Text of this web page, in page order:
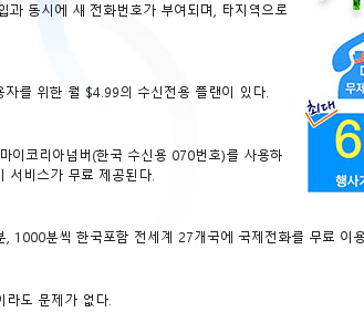
동시에 새 전화번호가 부여되며, 타지역으로
를 위한 월 $4.99의 수신전용 플랜이 있다.
이코리아넘버(한국 수신용 070번호)를 사용하
서비스가 무료 제공된다.
1000분씩 한국포함 전세계 27개국에 국제전화를 무료 이
도 문제가 없다.